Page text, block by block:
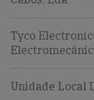
Tyco
Unidade Local